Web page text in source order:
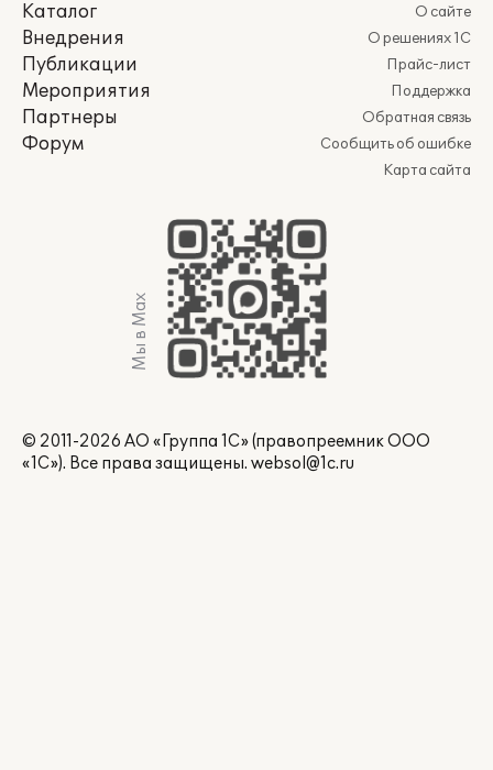
Каталог
Внедрения
Публикации
Мероприятия
Партнеры
Форум
О сайте
О решениях 1С
Прайс-лист
Поддержка
Обратная связь
Сообщить об ошибке
Карта сайта
Мы в Max
© 2011-2026 АО «Группа 1С» (правопреемник ООО
«1С»). Все права защищены. websol@1c.ru